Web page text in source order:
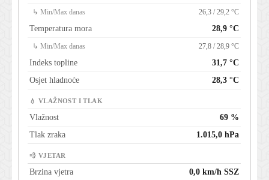
↳ Min/Max danas 26,3 / 29,2 °C
Temperatura mora 28,9 °C
↳ Min/Max danas 27,8 / 28,9 °C
Indeks topline
31,7 °C
Osjet hladnoće
28,3 °C
💧 VLAŽNOST I TLAK
Vlažnost
69 %
Tlak zraka
1.015,0 hPa
💨 VJETAR
Brzina vjetra
0,0 km/h SSZ